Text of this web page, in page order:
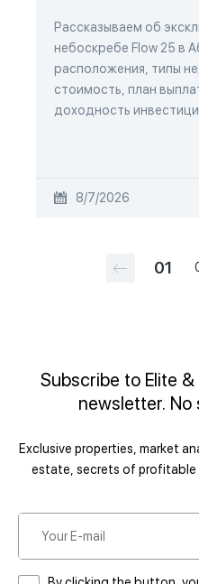
Рассказываем об
небоскребе Flow 25 в
расположения, типы
стоимость, план
доходность
8/7/2026
01
Subscribe to Elite
newsletter. No
Exclusive properties, market
estate, secrets of profitable